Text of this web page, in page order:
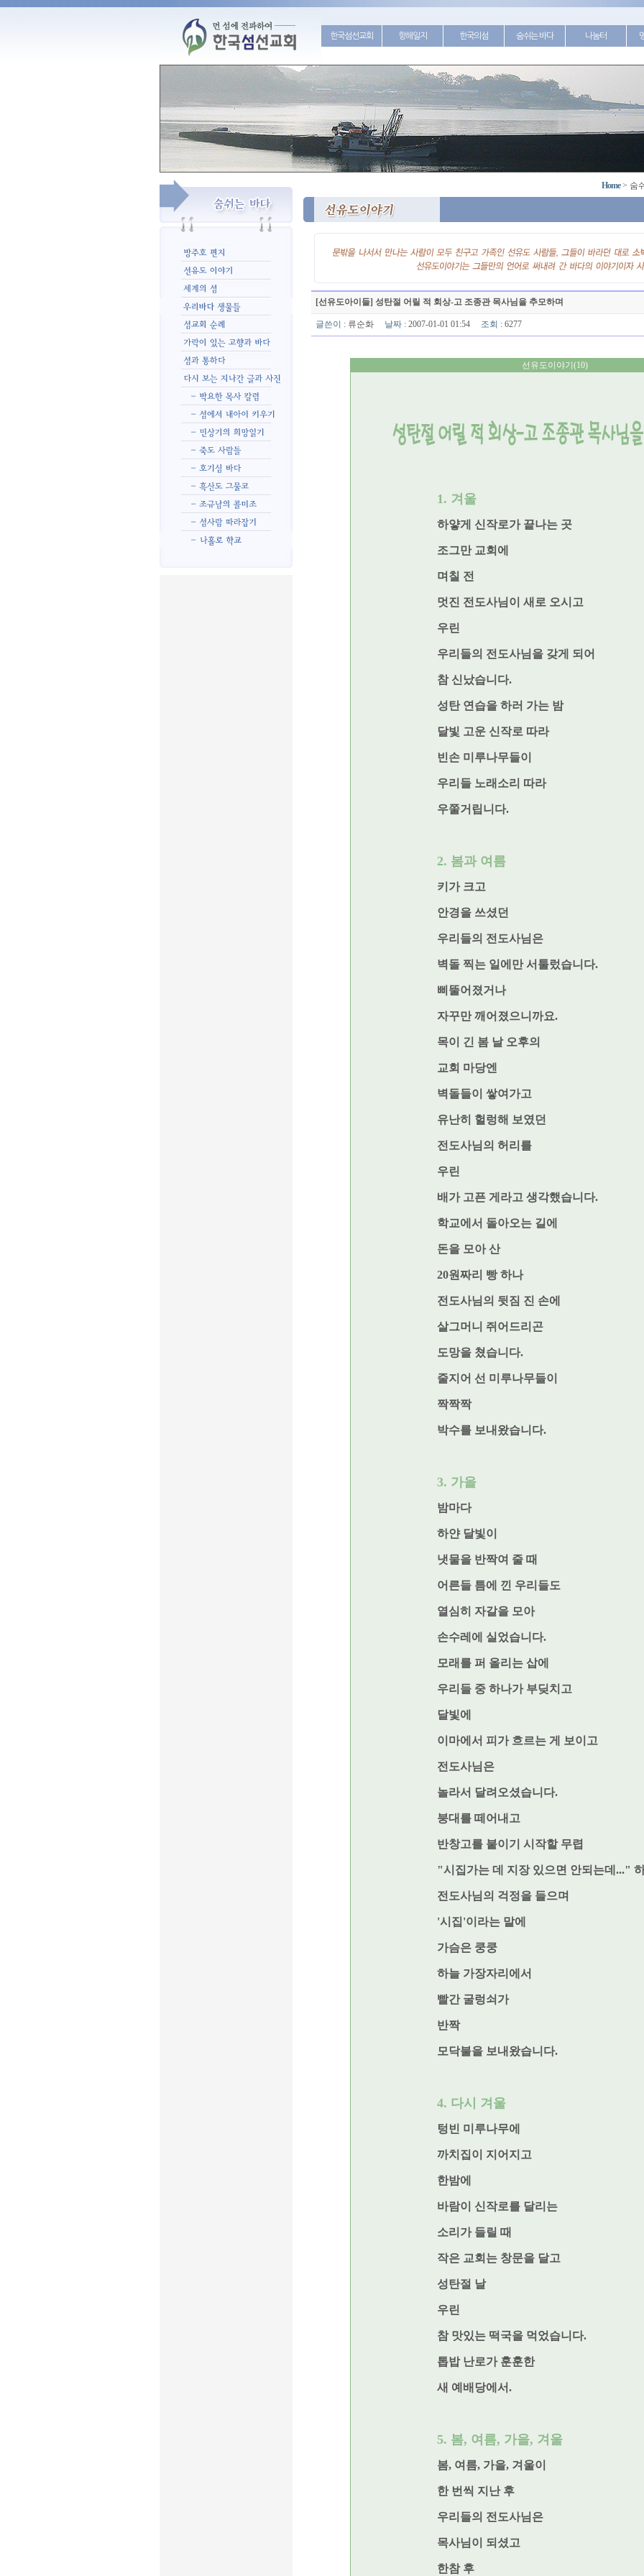
한국섬선교회 항해일지 한국의섬 숨쉬는 바다 나눔터
Home> 숨
[선유도아이들] 성탄절 어릴 적 회상-고 조종관 목사님을 추모하며
글쓴이 : 류순화 날짜: 2007-01-01 01:54 조회 : 6277
선유도이야기(10)
1. 겨울
하얗게 신작로가 끝나는 곳
조그만 교회에
며칠 전
멋진 전도사님이 새로 오시고
우린
우리들의 전도사님을 갖게 되어
참 신났습니다.
성탄 연습을 하러 가는 밤
달빛 고운 신작로 따라
빈손 미루나무들이
우리들 노래소리 따라
우쭐거립니다.
2. 봄과 여름
키가 크고
안경을 쓰셨던
우리들의 전도사님은
벽돌 찍는 일에만 서툴렀습니다.
삐뚤어졌거나
자꾸만 깨어졌으니까요.
목이 긴 봄 날 오후의
교회 마당엔
벽돌들이 쌓여가고
유난히 헐렁해 보였던
전도사님의 허리를
우린
배가 고픈 게라고 생각했습니다.
학교에서 돌아오는 길에
돈을 모아 산
20원짜리 빵 하나
전도사님의 뒷짐 진 손에
살그머니 쥐어드리곤
도망을 쳤습니다.
줄지어 선 미루나무들이
짝짝짝
박수를 보내왔습니다.
3. 가을
밤마다
하얀 달빛이
냇물을 반짝여 줄 때
어른들 틈에 낀 우리들도
열심히 자갈을 모아
손수레에 실었습니다.
모래를 퍼 올리는 삽에
우리들 중 하나가 부딪치고
달빛에
이마에서 피가 흐르는 게 보이고
전도사님은
놀라서 달려오셨습니다.
붕대를 떼어내고
반창고를 붙이기 시작할 무렵
"시집가는 데 지장 있으면 안되는데..."
전도사님의 걱정을 들으며
'시집'이라는 말에
가슴은 쿵쿵
하늘 가장자리에서
빨간 굴렁쇠가
반짝
모닥불을 보내왔습니다.
4. 다시 겨울
텅빈 미루나무에
까치집이 지어지고
한밤에
바람이 신작로를 달리는
소리가 들릴 때
작은 교회는 창문을 달고
성탄절 날
우린
참 맛있는 떡국을 먹었습니다.
톱밥 난로가 훈훈한
새 예배당에서.
5. 봄, 여름, 가을, 겨울
봄, 여름, 가을, 겨울이
한 번씩 지난 후
우리들의 전도사님은
목사님이 되셨고
한참 후